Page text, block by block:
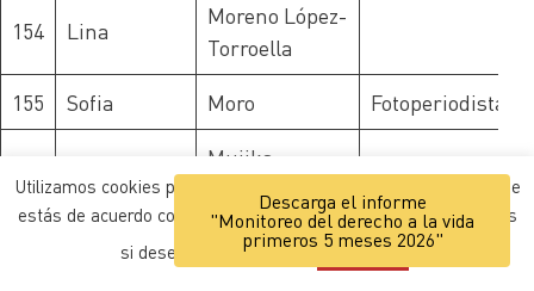
154 Lina
Moreno López-
Torroella
155
Sofia Moro Fotoperiodista
Mujika
Tolaretxipi
Periodista
Muñoz
Scretaria
General
Descarga el informe
"Monitoreo del derecho a la vida
primeros 5 meses 2026"
Utilizamos cookies para mejorar la navegación. Entendemos que
estás de acuerdo con ello, pero puedes personalizar los ajustes
si deseas.
Ajustes ACEPTAR